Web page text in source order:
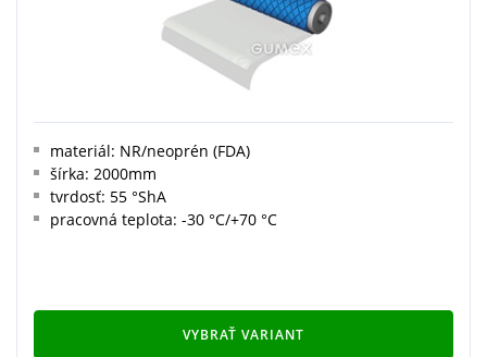
materiál: NR/neoprén (FDA)
šírka: 2000mm
tvrdosť: 55 °ShA
pracovná teplota: -30 °C/+70 °C
VYBRAŤ VARIANT